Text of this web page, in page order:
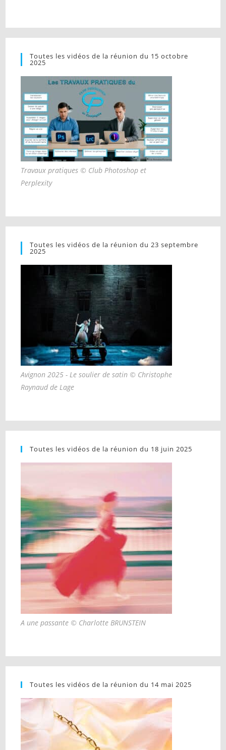
Toutes les vidéos de la réunion du 15 octobre
2025
Travaux pratiques © Club Photoshop et
Perplexity
Toutes les vidéos de la réunion du 23 septembre
2025
Avignon 2025 - Le soulier de satin © Christophe
Raynaud de Lage
Toutes les vidéos de la réunion du 18 juin 2025
A une passante © Charlotte BRUNSTEIN
Toutes les vidéos de la réunion du 14 mai 2025